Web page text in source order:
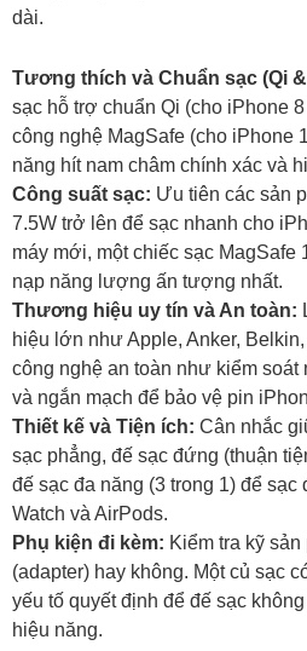
dài.
Tương thích và Chuẩn sạc (Qi
sạc hỗ trợ chuẩn Qi (cho iPhone
công nghệ MagSafe (cho iPhone
năng hít nam châm chính xác và
Công suất sạc: Ưu tiên các sản
7.5W trở lên để sạc nhanh cho
máy mới, một chiếc sạc MagSafe
nạp năng lượng ấn tượng nhất.
Thương hiệu uy tín và An toàn:
hiệu lớn như Apple, Anker,
công nghệ an toàn như kiểm soát
và ngắn mạch để bảo vệ pin
Thiết kế và Tiện ích: Cân nhắc
sạc phẳng, đế sạc đứng (thuận
đế sạc đa năng (3 trong 1) để
Watch và AirPods.
Phụ kiện đi kèm: Kiểm tra kỹ
(adapter) hay không. Một củ sạc
yếu tố quyết định để đế sạc
hiệu năng.